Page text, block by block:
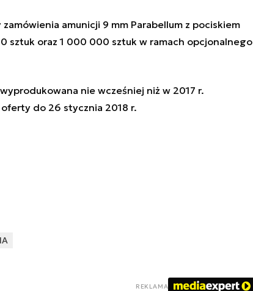
amunicji 9 mm Parabellum z pociskiem
sztuk oraz 1 000 000 sztuk w ramach opcjonalnego
nie wcześniej niż w 2017 r.
do 26 stycznia 2018 r.
REKLAMA